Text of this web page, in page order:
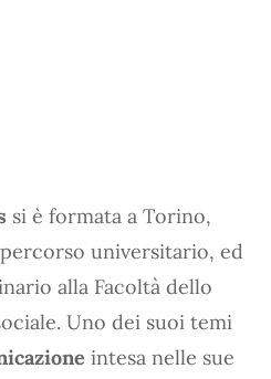
si è formata a Torino,
universitario, ed
alla Facoltà dello
Uno dei suoi temi
intesa nelle sue